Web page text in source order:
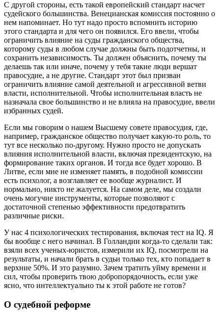
С другой стороны, есть такой европейский стандарт насчет
судейского большинства. Венецианская комиссия постоянно о
нем напоминает. Но тут надо просто вспомнить историю
этого стандарта и для чего он появился. Его ввели, чтобы
ограничить влияние на суды гражданского общества,
которому суды в любом случае должны быть подотчетны, и
сохранить независимость. Ты должен объяснить, почему ты
делаешь так или иначе, почему у тебя такие люди вершат
правосудие, а не другие. Стандарт этот был призван
ограничить влияние самой деятельной и агрессивной ветви
власти, исполнительной. Чтобы исполнительная власть не
назначала свое большинство и не влияла на правосудие, ввели
избранных судей.
Если мы говорим о нашем Высшему совете правосудия, где,
например, гражданское общество получает какую-то роль, то
тут все несколько по-другому. Нужно просто не допускать
влияния исполнительной власти, включая президентскую, на
формирование таких органов. И тогда все будет хорошо. В
Литве, если мне не изменяет память, в подобной комиссии
есть психолог, а возглавляет ее вообще журналист. И
нормально, никто не жалуется. На самом деле, мы создали
очень могучие инструменты, которые позволяют с
достаточной степенью эффективности предотвратить
различные риски.
У нас 4 психологических тестирования, включая тест на IQ. Я
бы вообще с него начинал. В Голландии когда-то сделали так:
взяли всех ученых-юристов, измерили их IQ, посмотрели на
результаты, и начали брать в судьи только тех, кто попадает в
верхние 50%. И это разумно. Зачем тратить уйму времени и
сил, чтобы проверить твою добропорядочность, если уже
ясно, что интеллектуально ты к этой работе не готов?
О судебной реформе